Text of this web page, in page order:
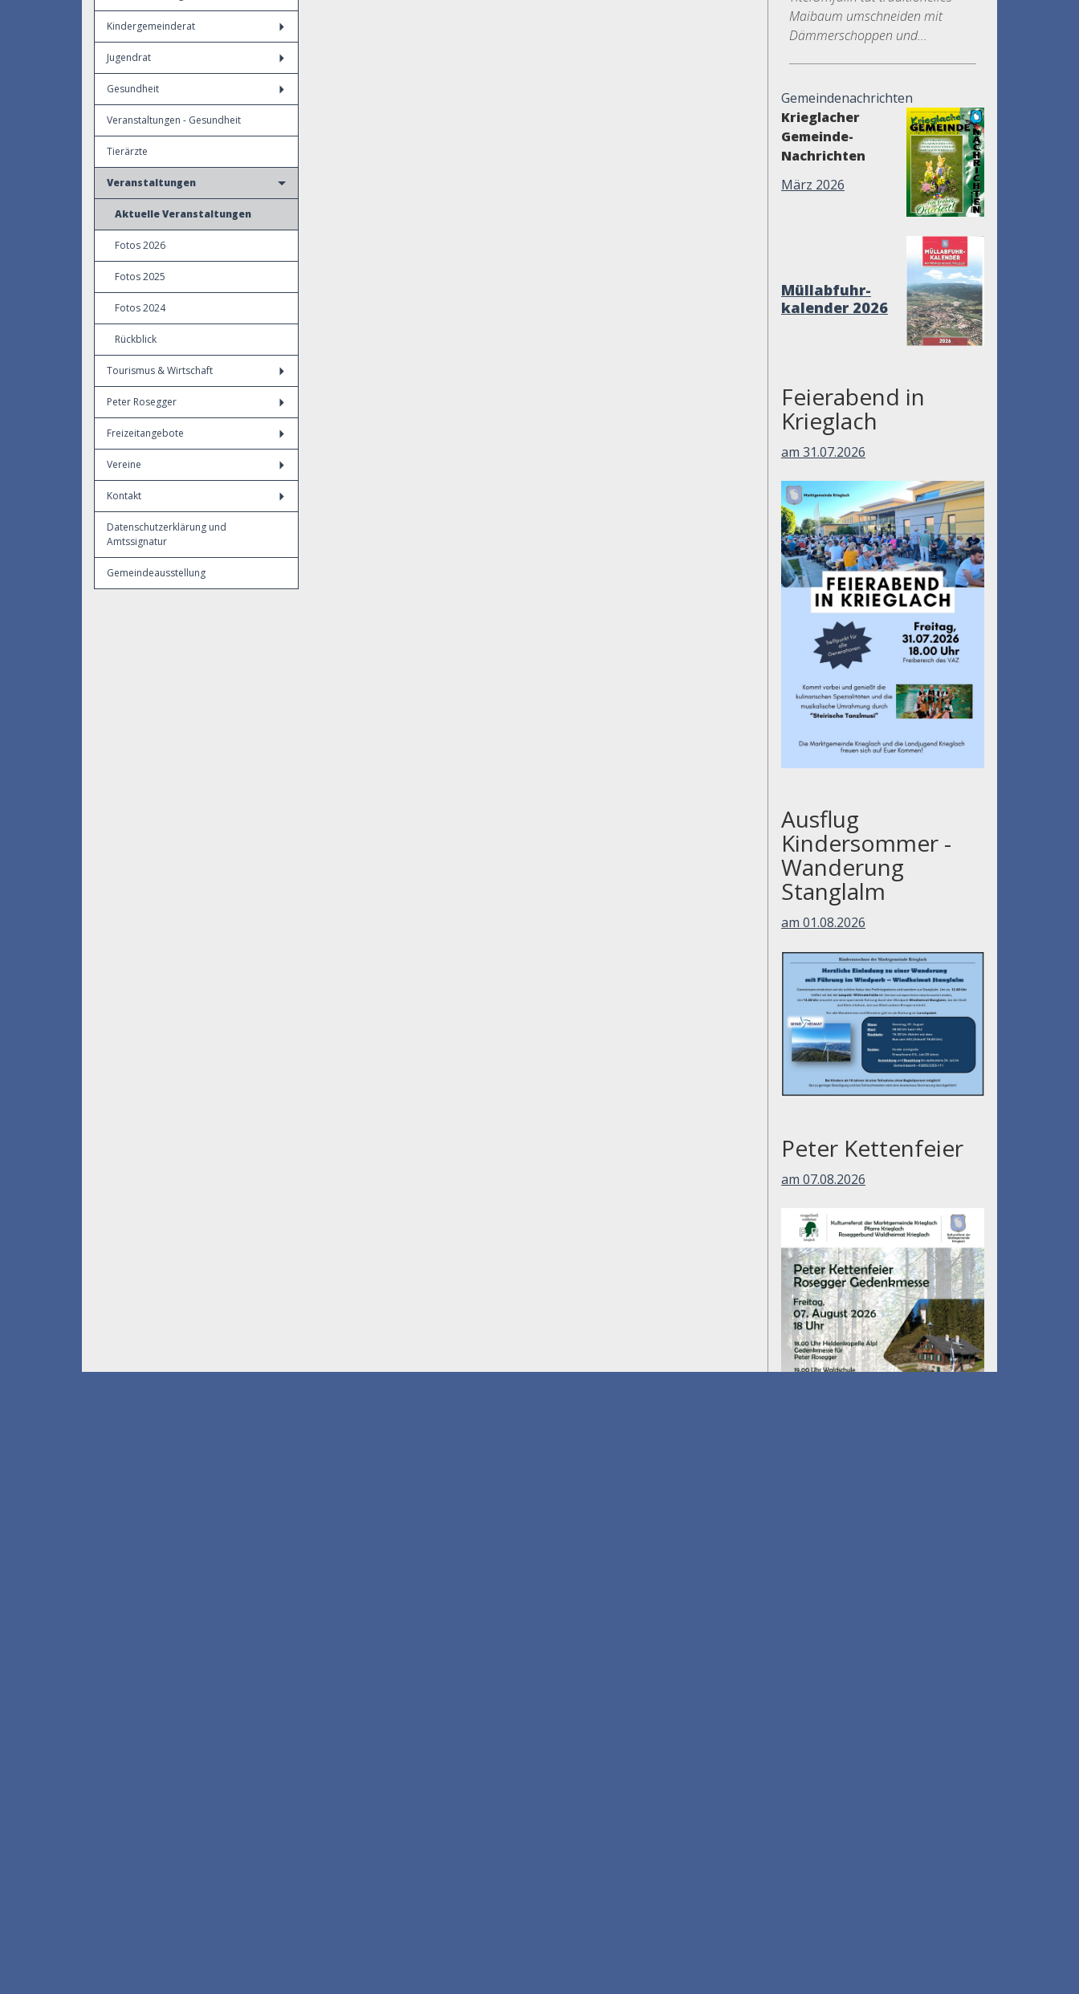
Kindergemeinderat
Jugendrat
Gesundheit
Veranstaltungen - Gesundheit
Tierärzte
Veranstaltungen
Aktuelle Veranstaltungen
Fotos 2026
Fotos 2025
Fotos 2024
Rückblick
Tourismus & Wirtschaft
Peter Rosegger
Freizeitangebote
Vereine
Kontakt
Datenschutzerklärung und
Amtssignatur
Gemeindeausstellung
Maibaum umschneiden mit
Dämmerschoppen und...
Gemeindenachrichten
Krieglacher
Gemeinde-
Nachrichten
März 2026
Müllabfuhr-
kalender 2026
Feierabend in
Krieglach
am 31.07.2026
Ausflug
Kindersommer -
Wanderung
Stanglalm
am 01.08.2026
Peter Kettenfeier
am 07.08.2026